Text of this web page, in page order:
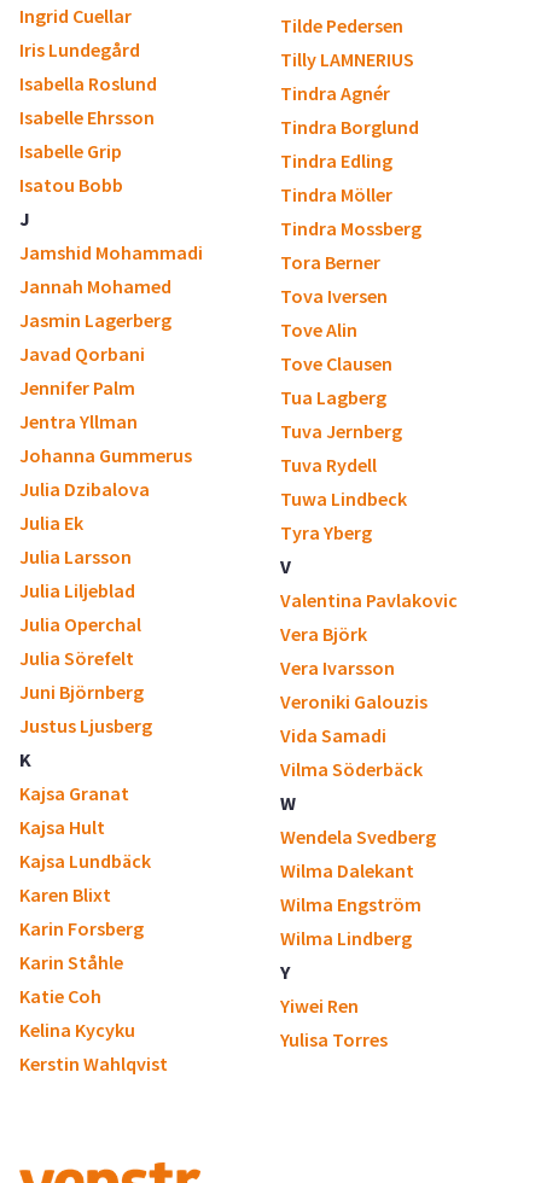
Ingrid Cuellar
Iris Lundegård
Isabella Roslund
Isabelle Ehrsson
Isabelle Grip
Isatou Bobb
J
Jamshid Mohammadi
Jannah Mohamed
Jasmin Lagerberg
Javad Qorbani
Jennifer Palm
Jentra Yllman
Johanna Gummerus
Julia Dzibalova
Julia Ek
Julia Larsson
Julia Liljeblad
Julia Operchal
Julia Sörefelt
Juni Björnberg
Justus Ljusberg
K
Kajsa Granat
Kajsa Hult
Kajsa Lundbäck
Karen Blixt
Karin Forsberg
Karin Ståhle
Katie Coh
Kelina Kycyku
Kerstin Wahlqvist
Tilde Pedersen
Tilly LAMNERIUS
Tindra Agnér
Tindra Borglund
Tindra Edling
Tindra Möller
Tindra Mossberg
Tora Berner
Tova Iversen
Tove Alin
Tove Clausen
Tua Lagberg
Tuva Jernberg
Tuva Rydell
Tuwa Lindbeck
Tyra Yberg
V
Valentina Pavlakovic
Vera Björk
Vera Ivarsson
Veroniki Galouzis
Vida Samadi
Vilma Söderbäck
W
Wendela Svedberg
Wilma Dalekant
Wilma Engström
Wilma Lindberg
Y
Yiwei Ren
Yulisa Torres